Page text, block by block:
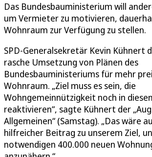
Das Bundesbauministerium will
um Vermieter zu motivieren,
Wohnraum zur Verfügung zu stellen.
SPD-Generalsekretär Kevin Kühnert
rasche Umsetzung von Plänen des
Bundesbauministeriums für mehr
Wohnraum. „Ziel muss es sein, die
Wohngemeinnützigkeit noch in
reaktivieren“, sagte Kühnert der
Allgemeinen“ (Samstag). „Das wäre
hilfreicher Beitrag zu unserem Ziel,
notwendigen 400.000 neuen